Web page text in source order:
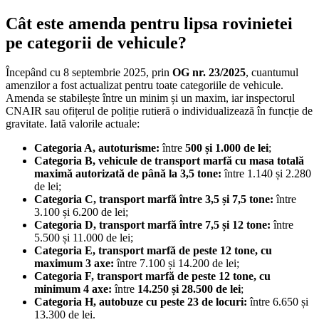
Cât este amenda pentru lipsa rovinietei
pe categorii de vehicule?
Începând cu 8 septembrie 2025, prin OG nr. 23/2025, cuantumul
amenzilor a fost actualizat pentru toate categoriile de vehicule.
Amenda se stabilește între un minim și un maxim, iar inspectorul
CNAIR sau ofițerul de poliție rutieră o individualizează în funcție de
gravitate. Iată valorile actuale:
Categoria A, autoturisme: între 500 și 1.000 de lei;
Categoria B, vehicule de transport marfă cu masa totală
maximă autorizată de până la 3,5 tone: între 1.140 și 2.280
de lei;
Categoria C, transport marfă între 3,5 și 7,5 tone: între
3.100 și 6.200 de lei;
Categoria D, transport marfă între 7,5 și 12 tone: între
5.500 și 11.000 de lei;
Categoria E, transport marfă de peste 12 tone, cu
maximum 3 axe: între 7.100 și 14.200 de lei;
Categoria F, transport marfă de peste 12 tone, cu
minimum 4 axe: între 14.250 și 28.500 de lei;
Categoria H, autobuze cu peste 23 de locuri: între 6.650 și
13.300 de lei.